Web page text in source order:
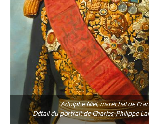
Adolphe Niel, maréchal de
Détail du portrait de Charles-Philippe